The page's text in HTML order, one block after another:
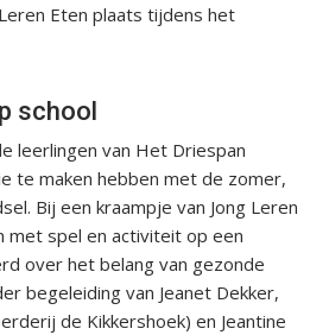
Eten plaats tijdens het
school
leerlingen van Het Driespan
te maken hebben met de zomer,
Bij een kraampje van Jong Leren
met spel en activiteit op een
over het belang van gezonde
begeleiding van Jeanet Dekker,
de Kikkershoek) en Jeantine